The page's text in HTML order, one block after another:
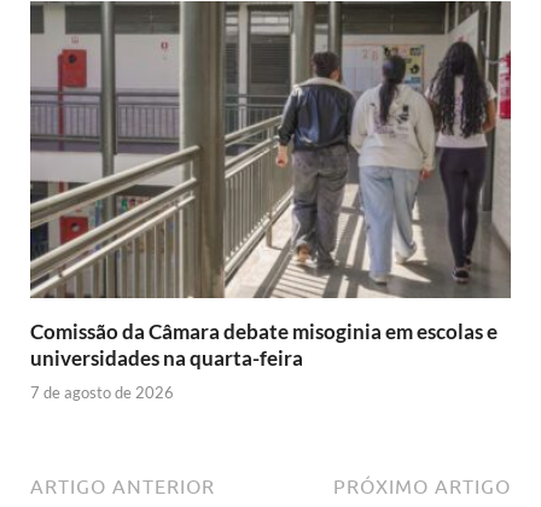
Comissão da Câmara debate misoginia em escolas e
universidades na quarta-feira
7 de agosto de 2026
ARTIGO ANTERIOR PRÓXIMO ARTIGO